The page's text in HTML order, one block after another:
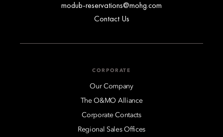
modub-reservations@mohg.com
Contact Us
CORPORATE
Our Company
The O&MO Alliance
Corporate Contacts
Regional Sales Offices